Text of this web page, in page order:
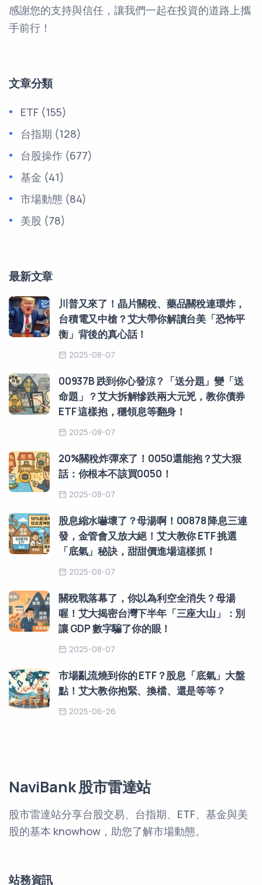
感謝您的支持與信任，讓我們一起在投資的道路上攜
手前行！
文章分類
ETF (155)
台指期 (128)
台股操作 (677)
基金 (41)
市場動態 (84)
美股 (78)
最新文章
川普又來了！晶片關稅、藥品關稅連環炸，
台積電又中槍？艾大帶你解讀台美「恐怖平
衡」背後的真心話！
2025-08-07
00937B 跌到你心發涼？「送分題」變「送
命題」？艾大拆解慘跌兩大元兇，教你債券
ETF 這樣抱，穩領息等翻身！
2025-08-07
20%關稅炸彈來了！0050還能抱？艾大狠
話：你根本不該買0050！
2025-08-07
股息縮水嚇壞了？母湯啊！00878 降息三連
發，金管會又放大絕！艾大教你 ETF 挑選
「底氣」秘訣，甜甜價進場這樣抓！
2025-08-07
關稅戰落幕了，你以為利空全消失？母湯
喔！艾大揭密台灣下半年「三座大山」：別
讓 GDP 數字騙了你的眼！
2025-08-07
市場亂流燒到你的 ETF？股息「底氣」大盤
點！艾大教你抱緊、換檔、還是等等？
2025-06-26
NaviBank 股市雷達站
股市雷達站分享台股交易、台指期、ETF、基金與美
股的基本 knowhow，助您了解市場動態。
站務資訊